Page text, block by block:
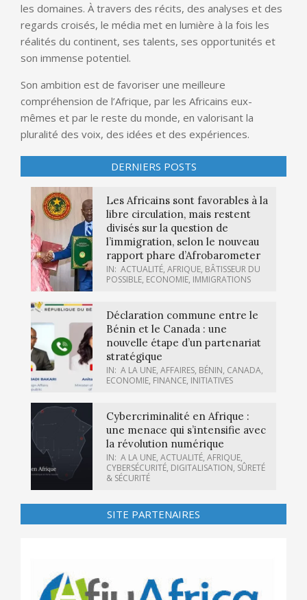
les domaines. À travers des récits, des analyses et des
regards croisés, le média met en lumière à la fois les
réalités du continent, ses talents, ses opportunités et
son immense potentiel.
Son ambition est de favoriser une meilleure
compréhension de l’Afrique, par les Africains eux-
mêmes et par le reste du monde, en valorisant la
pluralité des voix, des idées et des expériences.
DERNIERS POSTS
Les Africains sont favorables à la
libre circulation, mais restent
divisés sur la question de
l’immigration, selon le nouveau
rapport phare d’Afrobarometer
IN: ACTUALITÉ, AFRIQUE, BÂTISSEUR DU
POSSIBLE, ECONOMIE, IMMIGRATIONS
Déclaration commune entre le
Bénin et le Canada : une
nouvelle étape d’un partenariat
stratégique
IN: A LA UNE, AFFAIRES, BÉNIN, CANADA,
ECONOMIE, FINANCE, INITIATIVES
Cybercriminalité en Afrique :
une menace qui s’intensifie avec
la révolution numérique
IN: A LA UNE, ACTUALITÉ, AFRIQUE,
CYBERSÉCURITÉ, DIGITALISATION, SÛRETÉ
& SÉCURITÉ
SITE PARTENAIRES